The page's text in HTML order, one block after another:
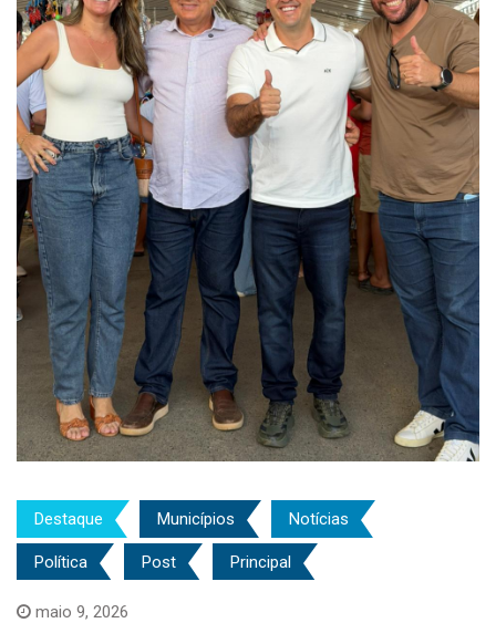
Destaque Municípios Notícias
Política Post Principal
maio 9, 2026